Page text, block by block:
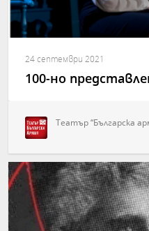
24 септември 2021
100-но
Театър “Българска